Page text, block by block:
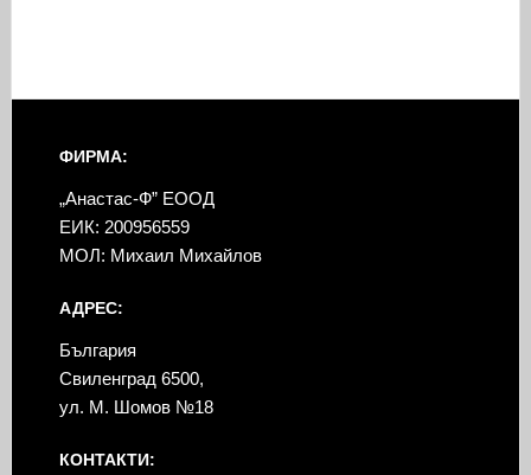
ФИРМА:
„Анастас-Ф” ЕООД
ЕИК: 200956559
МОЛ: Михаил Михайлов
АДРЕС:
България
Свиленград 6500,
ул. М. Шомов №18
КОНТАКТИ: